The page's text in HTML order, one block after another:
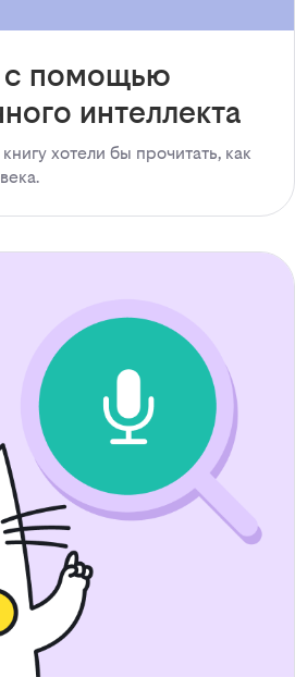
с помощью
интеллекта
хотели бы прочитать, как